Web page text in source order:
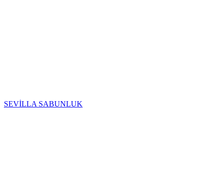
SEVİLLA SABUNLUK